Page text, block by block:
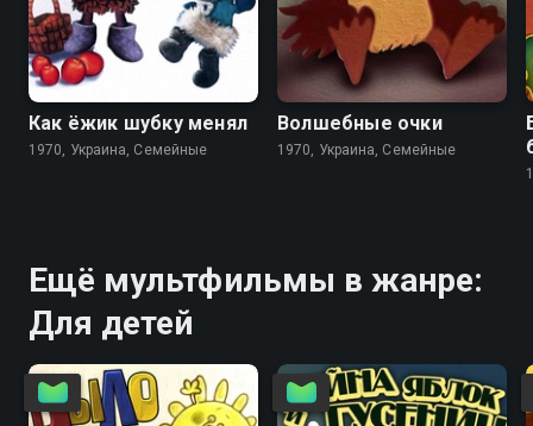
6.5 6.7
Как ёжик шубку менял
1970, Украина, Семейные
7.0 7.4
Волшебные очки
1970, Украина, Семейные
Ещё мультфильмы в жанре:
Для детей